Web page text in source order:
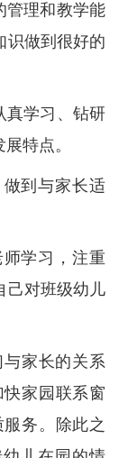
管理和教学能
识做到很好的
真学习、钻研
特点。
到与家长适
学习，注重
己对班级幼儿
家长的关系
家园联系窗
务。除此之